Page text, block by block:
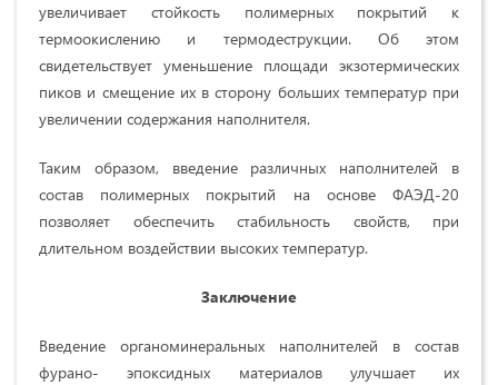
увеличивает стойкость полимерных покрытий к
термоокислению и термодеструкции. Об этом
свидетельствует уменьшение площади экзотермических
пиков и смещение их в сторону больших температур при
увеличении содержания наполнителя.
Таким образом, введение различных наполнителей в
состав полимерных покрытий на основе ФАЭД-20
позволяет обеспечить стабильность свойств, при
длительном воздействии высоких температур.
Заключение
Введение органоминеральных наполнителей в состав
фурано- эпоксидных материалов улучшает их